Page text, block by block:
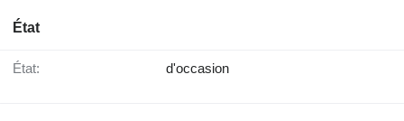
État
État: d'occasion